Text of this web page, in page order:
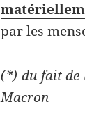
par les
(*) du fait de
Macron